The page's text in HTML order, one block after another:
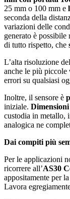
25 mm o 100 mm e
seconda della
variazioni delle
generato è
di tutto rispetto, che
L’alta risoluzione
anche le più piccole
errori su qualsiasi
Inoltre, il sensore è
iniziale.
custodia in metallo,
analogica ne
Dai compiti più
Per le applicazioni
ricorrere all’AS30
appositamente per la
Lavora